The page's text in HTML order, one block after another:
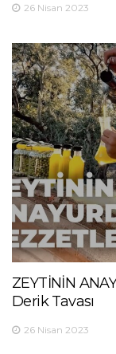
26 Nisan 2023
ZEYTİNİN
Derik Tavası
26 Nisan 2023